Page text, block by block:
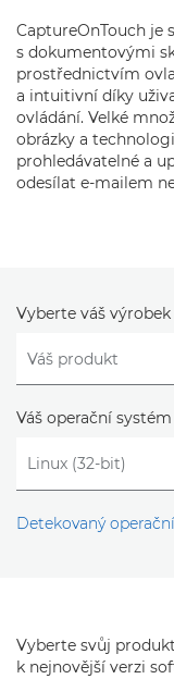
CaptureOnTouch je
s dokumentovými
prostřednictvím
a intuitivní díky
ovládání. Velké
obrázky a
prohledávatelné a
odesílat e-mailem
Vyberte váš výrobek
Váš operační systém
Detekovaný
Vyberte svůj
k nejnovější verzi